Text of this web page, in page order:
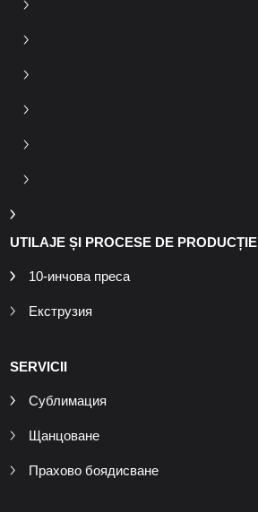
UTILAJE ȘI PROCESE DE PRODUCȚIE
10-инчова преса
Екструзия
SERVICII
Сублимация
Щанцоване
Прахово боядисване